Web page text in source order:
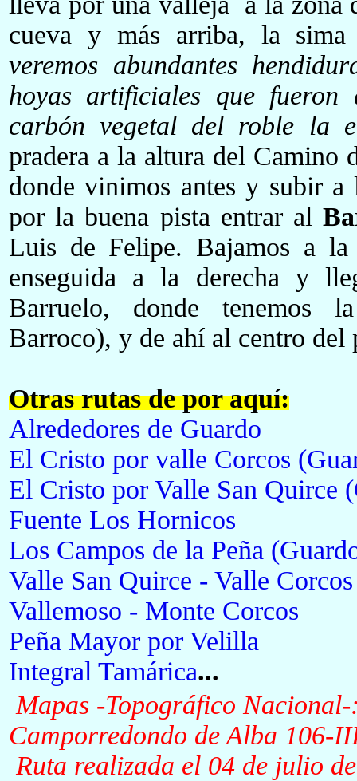
cueva y más arriba, la
veremos abundantes
hoyas artificiales que fueron
carbón vegetal del roble la
pradera a la altura del Camino
donde vinimos antes y subir a
por la buena pista entrar al
Luis de Felipe. Bajamos a
enseguida a la derecha y
Barruelo, donde tenemos
Barroco), y de ahí al centro del
Otras rutas de por aquí:
Alrededores de Guardo
El Cristo por valle Corcos
El Cristo por Valle San Quirce
Fuente Los Hornicos
Los Campos de la Peña
Valle San Quirce - Valle
Vallemoso - Monte Corcos
Peña Mayor por Velilla
Integral Tamárica...
Mapas -Topográfico
Camporredondo de Alba 106-
Ruta realizada el 04 de julio